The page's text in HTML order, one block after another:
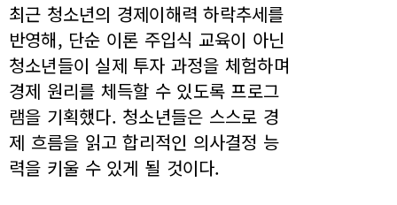
최근 청소년의 경제이해력 하락추세를
반영해, 단순 이론 주입식 교육이 아닌
청소년들이 실제 투자 과정을 체험하며
경제 원리를 체득할 수 있도록 프로그
램을 기획했다. 청소년들은 스스로 경
제 흐름을 읽고 합리적인 의사결정 능
력을 키울 수 있게 될 것이다.